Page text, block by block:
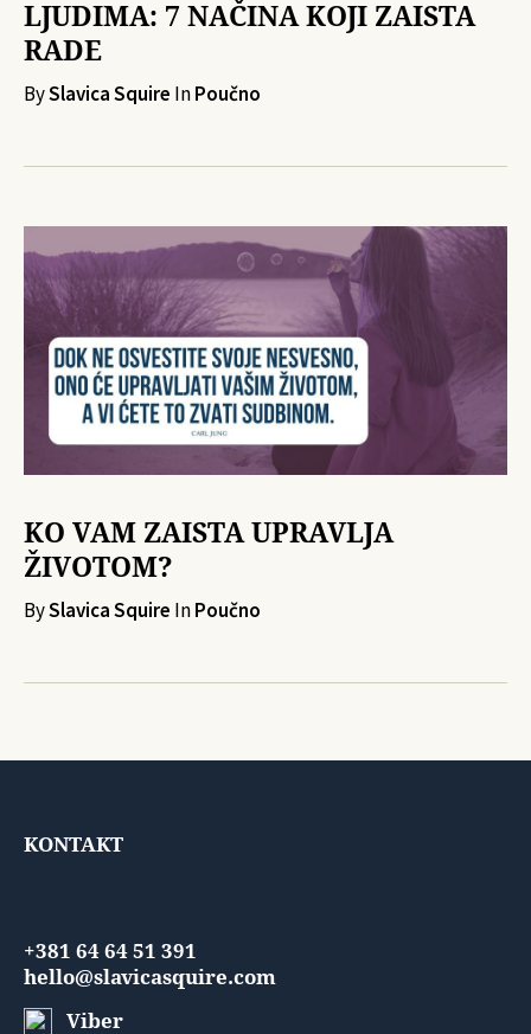
LJUDIMA: 7 NAČINA KOJI ZAISTA
RADE
BySlavica Squire InPoučno
KO VAM ZAISTA UPRAVLJA
ŽIVOTOM?
BySlavica Squire InPoučno
KONTAKT
+381 64 64 51 391
hello@slavicasquire.com
Viber